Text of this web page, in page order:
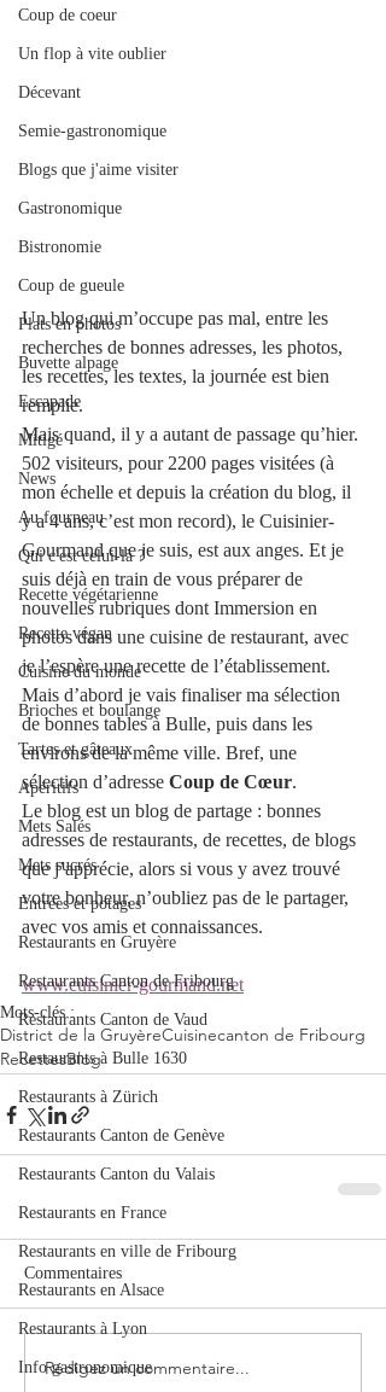
Coup de coeur
Un flop à vite oublier
Décevant
Semie-gastronomique
Blogs que j'aime visiter
Gastronomique
Bistronomie
Coup de gueule
Plats en photos
Buvette alpage
Escapade
Mitigé
News
Au fourneau
Qui c'est celui-là ?
Recette végétarienne
Recette végan
Cuisine du monde
Brioches et boulange
Tartes et gâteaux
Apéritifs
Mets Salés
Mets sucrés
Entrées et potages
Restaurants en Gruyère
Restaurants Canton de Fribourg
Restaurants Canton de Vaud
Restaurants à Bulle 1630
Restaurants à Zürich
Restaurants Canton de Genève
Restaurants Canton du Valais
Restaurants en France
Restaurants en ville de Fribourg
Restaurants en Alsace
Restaurants à Lyon
Info gastronomique
Un blog qui m’occupe pas mal, entre les
recherches de bonnes adresses, les photos,
les recettes, les textes, la journée est bien
remplie.
Mais quand, il y a autant de passage qu’hier.
502 visiteurs, pour 2200 pages visitées (à
mon échelle et depuis la création du blog, il
y a 4 ans, c’est mon record), le Cuisinier-
Gourmand que je suis, est aux anges. Et je
suis déjà en train de vous préparer de
nouvelles rubriques dont Immersion en
photos dans une cuisine de restaurant, avec
je l’espère une recette de l’établissement.
Mais d’abord je vais finaliser ma sélection
de bonnes tables à Bulle, puis dans les
environs de la même ville. Bref, une
sélection d’adresse Coup de Cœur.
Le blog est un blog de partage : bonnes
adresses de restaurants, de recettes, de blogs
que j’apprécie, alors si vous y avez trouvé
votre bonheur, n’oubliez pas de le partager,
avec vos amis et connaissances.
www.cuisinier-gourmand.net
Mots-clés :
District de la GruyèreCuisinecanton de Fribourg
RecettesBlog
Commentaires
Rédigez un commentaire...